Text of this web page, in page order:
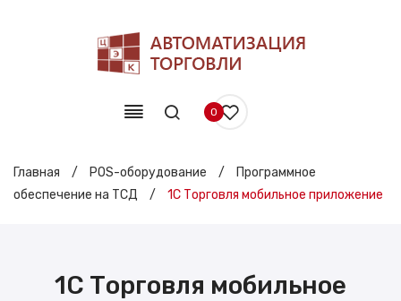
0
Главная / POS-оборудование /
Программное
обеспечение на ТСД
/ 1С Торговля мобильное приложение
1С Торговля мобильное